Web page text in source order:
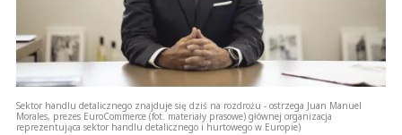
Sektor handlu detalicznego znajduje się dziś na rozdrożu - ostrzega Juan Manuel
Morales, prezes EuroCommerce (fot. materiały prasowe) głównej organizacja
reprezentująca sektor handlu detalicznego i hurtowego w Europie)